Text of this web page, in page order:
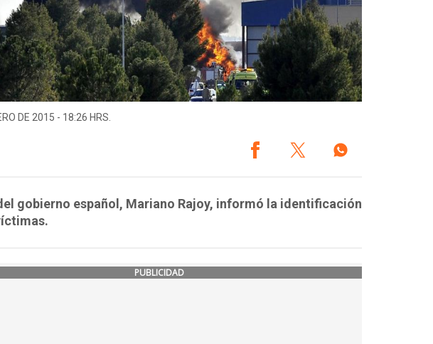
DE 2015 - 18:26 HRS.
gobierno español, Mariano Rajoy, informó la identificación
PUBLICIDAD